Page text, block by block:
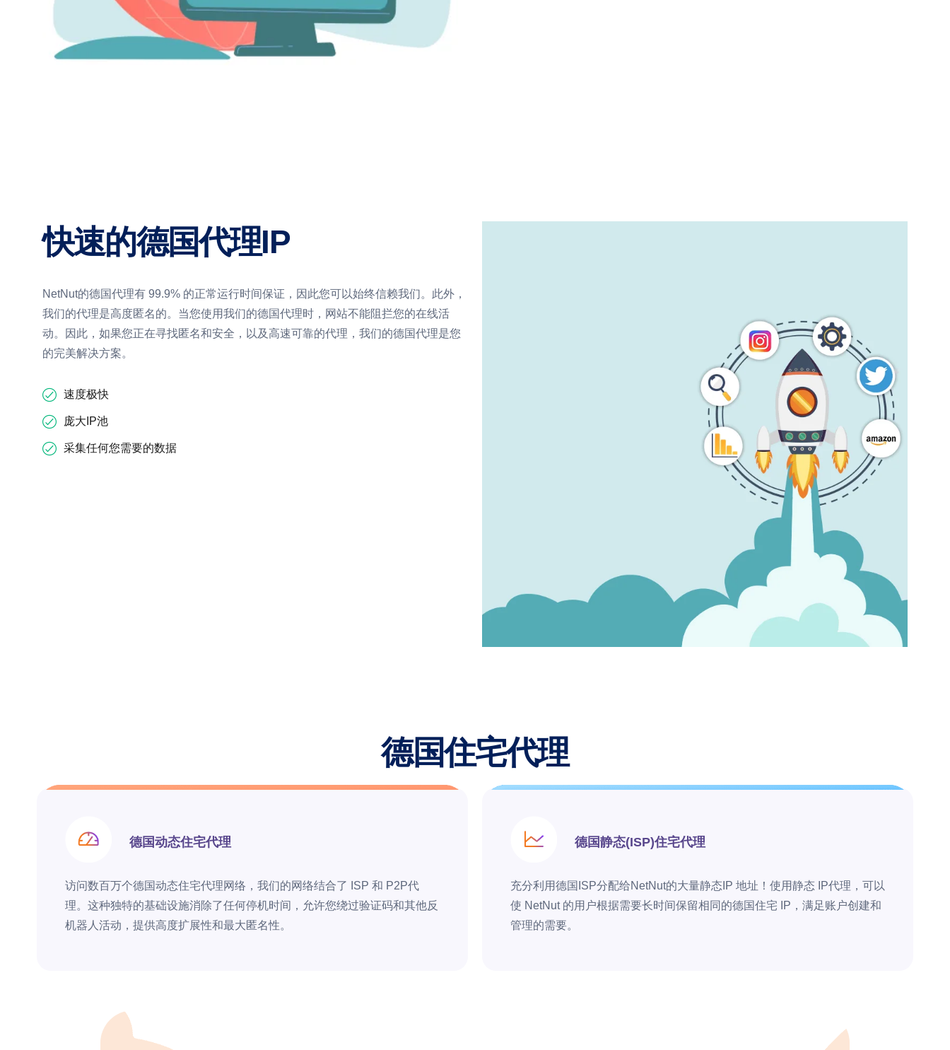
快速的德国代理IP
NetNut的德国代理有 99.9% 的正常运行时间保证，因此您可以始终信赖我们。此外，
我们的代理是高度匿名的。当您使用我们的德国代理时，网站不能阻拦您的在线活
动。因此，如果您正在寻找匿名和安全，以及高速可靠的代理，我们的德国代理是您
的完美解决方案。
速度极快
庞大IP池
采集任何您需要的数据
德国住宅代理
德国动态住宅代理
访问数百万个德国动态住宅代理网络，我们的网络结合了 ISP 和 P2P代
理。这种独特的基础设施消除了任何停机时间，允许您绕过验证码和其他反
机器人活动，提供高度扩展性和最大匿名性。
德国静态(ISP)住宅代理
充分利用德国ISP分配给NetNut的大量静态IP 地址！使用静态 IP代理，可以
使 NetNut 的用户根据需要长时间保留相同的德国住宅 IP，满足账户创建和
管理的需要。